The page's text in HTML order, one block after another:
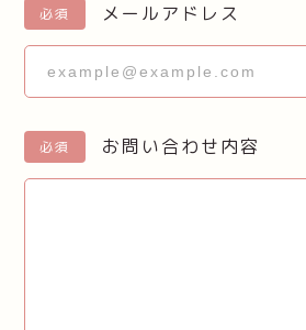
必須 メールアドレス
必須 お問い合わせ内容